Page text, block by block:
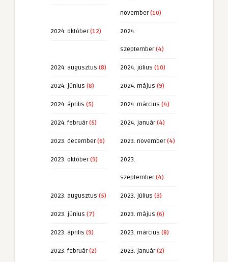
november(10)
2024. október(12) 2024.
szeptember(4)
2024. augusztus (8) 2024. július (10)
2024. június (8) 2024. május (9)
2024. április (5) 2024. március (4)
2024. február(5) 2024. január(4)
2023. december(6) 2023. november(4)
2023. október(9) 2023.
szeptember(4)
2023. augusztus (5) 2023. július (3)
2023. június (7) 2023. május (6)
2023. április (9) 2023. március (8)
2023. február(2) 2023. január(2)